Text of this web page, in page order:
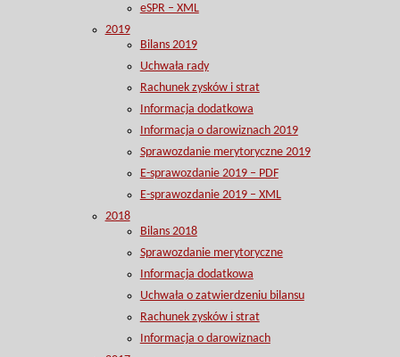
eSPR – XML
2019
Bilans 2019
Uchwała rady
Rachunek zysków i strat
Informacja dodatkowa
Informacja o darowiznach 2019
Sprawozdanie merytoryczne 2019
E-sprawozdanie 2019 – PDF
E-sprawozdanie 2019 – XML
2018
Bilans 2018
Sprawozdanie merytoryczne
Informacja dodatkowa
Uchwała o zatwierdzeniu bilansu
Rachunek zysków i strat
Informacja o darowiznach